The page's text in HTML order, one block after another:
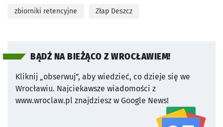
zbiorniki retencyjne Złap Deszcz
BĄDŹ NA BIEŻĄCO Z WROCŁAWIEM!
Kliknij „obserwuj”, aby wiedzieć, co dzieje się we
Wrocławiu. Najciekawsze wiadomości z
www.wroclaw.pl znajdziesz w Google News!